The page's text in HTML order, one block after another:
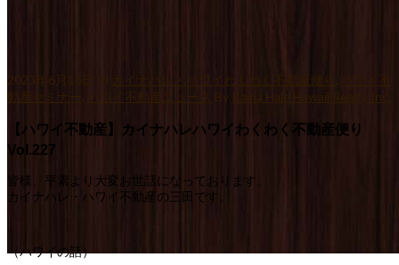
2023年6月16日 カイナハレ・ハワイわくわく不動産便り
ハワイ不動産ニュース By Kaina Hale Hawaii Realty Inc.
【ハワイ不動産】カイナハレハワイわくわく不動産便り
Vol.227
皆様、平素より大変お世話になっております。
カイナハレ・ハワイ不動産の三田です。
（ハワイの話）